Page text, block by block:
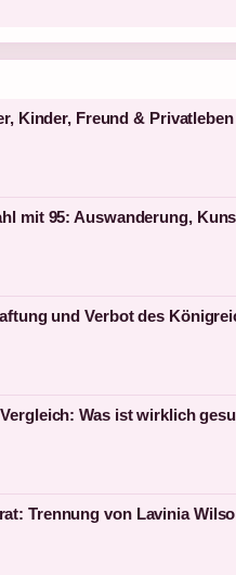
Kinder, Freund & Privatleben
mit 95: Auswanderung,
und Verbot des
Was ist wirklich
Trennung von Lavinia